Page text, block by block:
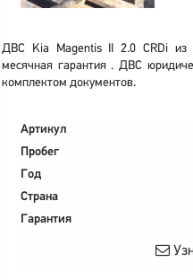
ДВС Kia Magentis II 2.0 CRDi из
месячная гарантия . ДВС
комплектом документов.
Артикул
Пробег
Год
Страна
Гарантия